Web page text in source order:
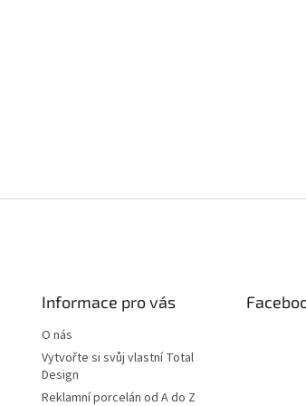
Informace pro vás
O nás
Vytvořte si svůj vlastní Total
Design
Reklamní porcelán od A do Z